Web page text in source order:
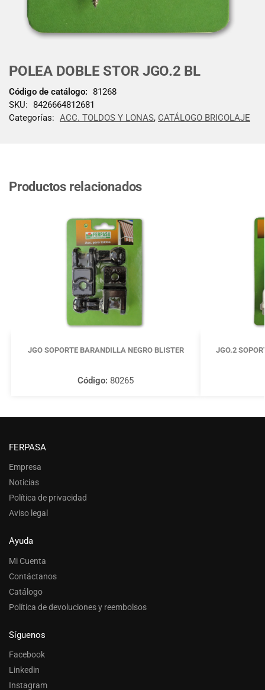
POLEA DOBLE STOR JGO.2 BL
Código de catálogo: 81268
SKU: 8426664812681
Categorías: ACC. TOLDOS Y LONAS, CATÁLOGO BRICOLAJE
Productos relacionados
JGO SOPORTE BARANDILLA NEGRO BLISTER
Código: 80265
JGO.2
FERPASA
Empresa
Noticias
Política de privacidad
Aviso legal
Ayuda
Mi Cuenta
Contáctanos
Catálogo
Política de devoluciones y reembolsos
Síguenos
Facebook
Linkedin
Instagram